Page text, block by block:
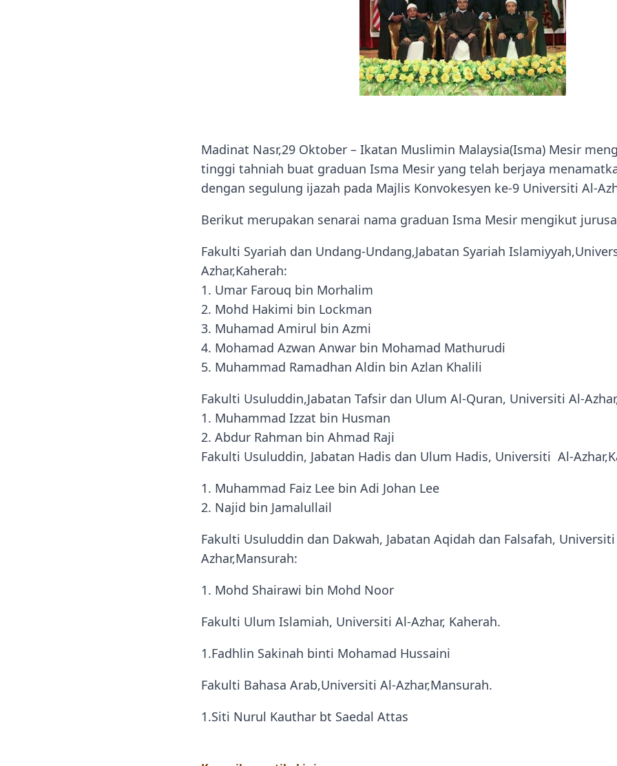
Madinat Nasr,29 Oktober – Ikatan Muslimin Malaysia(Isma) Mesir
tinggi tahniah buat graduan Isma Mesir yang telah berjaya
dengan segulung ijazah pada Majlis Konvokesyen ke-9 Universiti Al-
Berikut merupakan senarai nama graduan Isma Mesir mengikut
Fakulti Syariah dan Undang-Undang,Jabatan Syariah
Azhar,Kaherah:
1. Umar Farouq bin Morhalim
2. Mohd Hakimi bin Lockman
3. Muhamad Amirul bin Azmi
4. Mohamad Azwan Anwar bin Mohamad Mathurudi
5. Muhammad Ramadhan Aldin bin Azlan Khalili
Fakulti Usuluddin,Jabatan Tafsir dan Ulum Al-Quran, Universiti Al-
1. Muhammad Izzat bin Husman
2. Abdur Rahman bin Ahmad Raji
Fakulti Usuluddin, Jabatan Hadis dan Ulum Hadis, Universiti Al-
1. Muhammad Faiz Lee bin Adi Johan Lee
2. Najid bin Jamalullail
Fakulti Usuluddin dan Dakwah, Jabatan Aqidah dan Falsafah,
Azhar,Mansurah:
1. Mohd Shairawi bin Mohd Noor
Fakulti Ulum Islamiah, Universiti Al-Azhar, Kaherah.
1.Fadhlin Sakinah binti Mohamad Hussaini
Fakulti Bahasa Arab,Universiti Al-Azhar,Mansurah.
1.Siti Nurul Kauthar bt Saedal Attas